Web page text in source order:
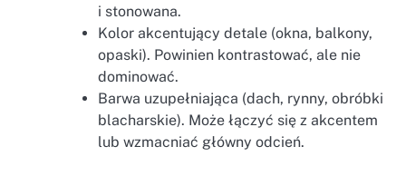
i stonowana.
Kolor akcentujący detale (okna, balkony,
opaski). Powinien kontrastować, ale nie
dominować.
Barwa uzupełniająca (dach, rynny, obróbki
blacharskie). Może łączyć się z akcentem
lub wzmacniać główny odcień.